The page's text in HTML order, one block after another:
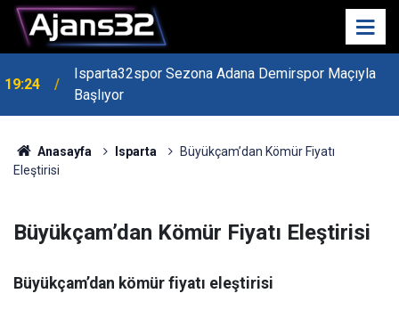
19:22 Isparta Kredi Batağında
Anasayfa Isparta
Büyükçam’dan Kömür Fiyatı
Eleştirisi
Büyükçam’dan Kömür Fiyatı Eleştirisi
Büyükçam’dan kömür fiyatı eleştirisi